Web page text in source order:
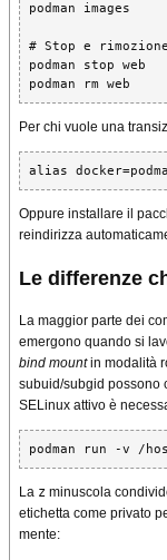
podman images
# Stop e rimozione
podman stop web
podman rm web
Per chi vuole una
alias
Oppure installare il
reindirizza
Le differenze
La maggior parte dei
emergono quando si
bind mountin modalità
subuid/subgid possono
SELinux attivo è
podman run -v /
La z minuscola
etichetta come privato
mente: